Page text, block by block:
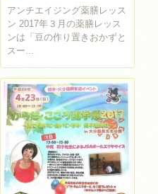
アンチエイジング薬膳レッス
ン 2017年３月の薬膳レッス
ンは「豆の作り置きおかずと
スー...